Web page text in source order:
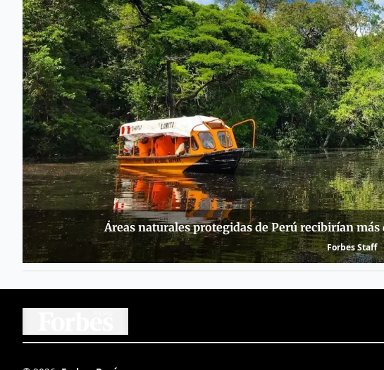
Áreas naturales protegidas de Perú recibirían
Forbes Staff